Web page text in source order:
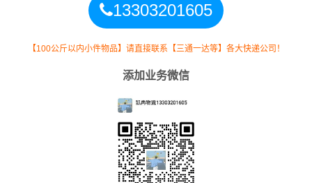
高栏
10.5元 3599公里
13303201605
【100公斤以内小件物品】请直接联系【三通一达等】各大快递公司！
添加业务微信